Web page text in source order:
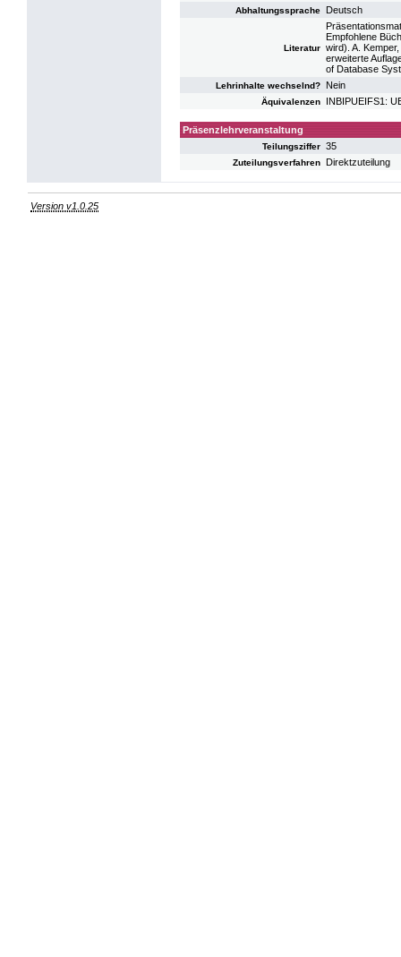
Abhaltungssprache Deutsch
Literatur
Empfohlene
wird). A.
erweiterte
of Database
Lehrinhalte wechselnd? Nein
Äquivalenzen INBIPUEIFS1:
Präsenzlehrveranstaltung
Teilungsziffer 35
Zuteilungsverfahren Direktzuteilung
Version v1.0.25